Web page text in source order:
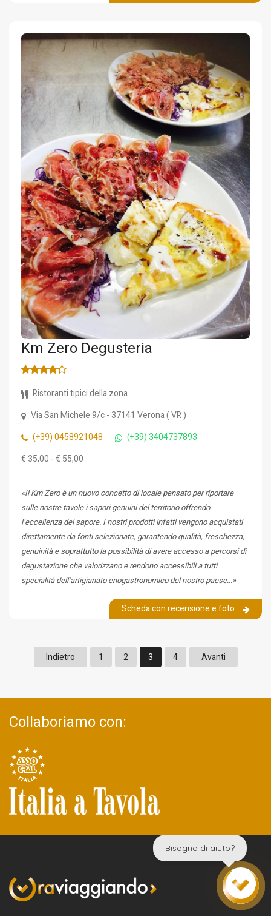
Km Zero Degusteria
Ristoranti tipici della zona
Via San Michele 9/c- 37141 Verona(VR)
(+39) 0458921048
(+39) 3404737893
€ 35,00 - € 55,00
«Il Km Zero è un nuovo concetto di locale pensato per riportare
sulle nostre tavole i sapori genuini del territorio offrendo
l’eccellenza del sapore. I nostri prodotti infatti vengono acquistati
direttamente da fonti selezionate, garantendo qualità, freschezza,
genuinità e soprattutto la possibilità di avere accesso a percorsi di
degustazione che valorizzano e rendono accessibili a tutti
specialità dell’artigianato enogastronomico del nostro paese...»
Scheda con recensione e foto
Indietro 1 2 3 4 Avanti
Collaboriamo con:
Bisogno di aiuto?